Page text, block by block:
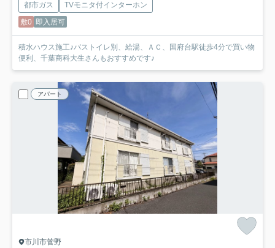
都市ガス
TVモニタ付インターホン
敷0 即入居可
積水ハウス施工♪バストイレ別、給湯、ＡＣ、国府台駅徒歩4分で買い物
便利、千葉商科大生さんもおすすめです♪
アパート
市川市菅野